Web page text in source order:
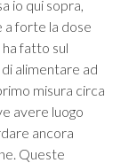
io qui sopra,
a forte la dose
fatto sul
alimentare ad
misura circa
avere luogo
ancora
Queste